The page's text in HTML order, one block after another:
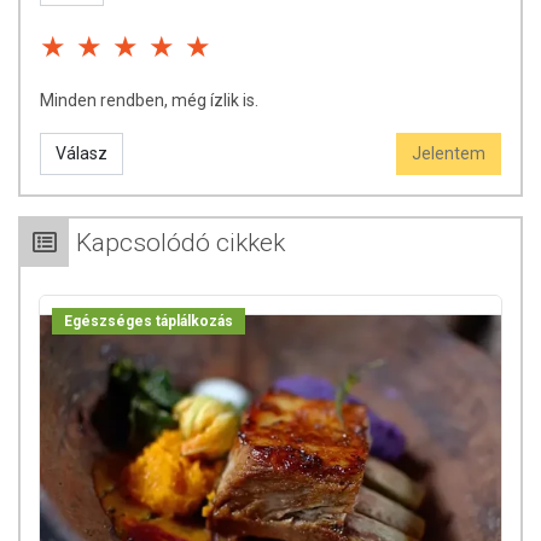
csomósodástól a porkeveréket.
szeretnéd bekeverni, akkor igyekezz a nap folyamán ezt hűvös
Tengeri kagylókra és/vagy rákfélékre érzékenyek a
lépje túl! Az étrend-kiegészítő fogyasztása nem helyettesíti a
kiegyensúlyozott, vegyes étrendet és az egészséges
fulladást okozhat!
ÖSSZETÉTEL
Összetevők:
Hidrolizált kollagén kivonat (szarvasmarha
eredetű),
glükózamin-szulfát, savanyúságot szabályozó anyag
(citromsav), aromák,metil-szulfunil-metán (MSM)
, L-aszkorbinsav,
csomósodásgátló anyag (trikálcium foszfát), nátrium-hialuronát,
kondroitin-szulfát, kurkuma (Curcuma longa)
Minden rendben, még ízlik is.
Válasz Jelentem
Kapcsolódó cikkek
Egészséges táplálkozás